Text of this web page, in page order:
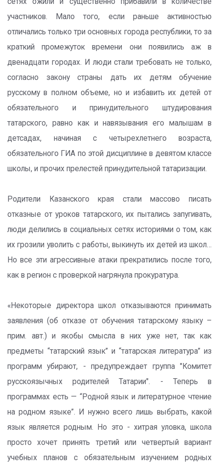
участников. Мало того, если раньше активностью
отличались только три основных города республики, то за
краткий промежуток времени они появились аж в
двенадцати городах. И люди стали требовать не только,
согласно закону страны дать их детям обучение
русскому в полном объеме, но и избавить их детей от
обязательного и принудительного штудирования
татарского, равно как и навязывания его малышам в
детсадах, начиная с четырехлетнего возраста,
обязательного ГИА по этой дисциплине в девятом классе
школы, и прочих прелестей принудительной татаризации.
Родители Казанского края стали массово писать
отказные от уроков татарского, их пытались запугивать,
люди делились в социальных сетях историями о том, как
их грозили уволить с работы, выкинуть их детей из школ…
Но все эти агрессивные атаки прекратились после того,
как в регион с проверкой нагрянула прокуратура.
«Некоторые директора школ отказываются принимать
заявления (об отказе от обучения татарскому языку –
прим. авт.) и якобы смысла в них уже нет, так как
предметы “татарский язык” и “татарская литература” из
программ убирают, - предупреждает группа "Комитет
русскоязычных родителей Татарии". - Теперь в
программах есть — “Родной язык и литературное чтение
на родном языке”. И нужно всего лишь выбрать, какой
язык является родным. Но это - хитрая уловка, школа
просто хочет принять третий или четвертый вариант
учебных планов с обязательным изучением родных